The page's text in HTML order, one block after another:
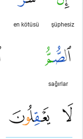
şüphesiz
en kötüsü
sağırlar